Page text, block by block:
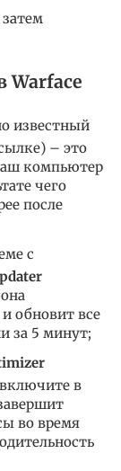
Warface
известный
– это
компьютер
чего
после
с
обновит все
за 5 минут;
в
во время